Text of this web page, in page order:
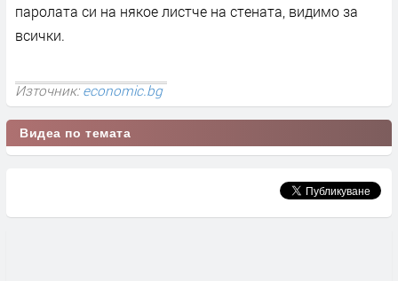
паролата си на някое листче на стената, видимо за
всички.
Източник:economic.bg
Видеа по темата